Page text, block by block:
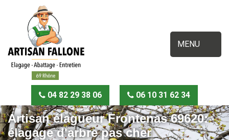
MENU
04 82 29 38 06 06 10 31 62 34
Artisan élagueur Frontenas 69620:
élagage d'arbre pas cher